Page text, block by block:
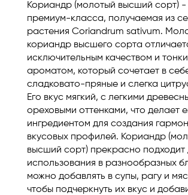
Кориандр (молотый высший сорт) -
премиум-класса, получаемая из
растения Coriandrum sativum.
кориандр высшего сорта
исключительным качеством и
ароматом, который сочетает в
сладковато-пряные и слегка
Его вкус мягкий, с легкими
ореховыми оттенками, что делает
ингредиентом для создания
вкусовых профилей. Кориандр
высший сорт) прекрасно подходит
использования в разнообразных
можно добавлять в супы, рагу и
чтобы подчеркнуть их вкус и